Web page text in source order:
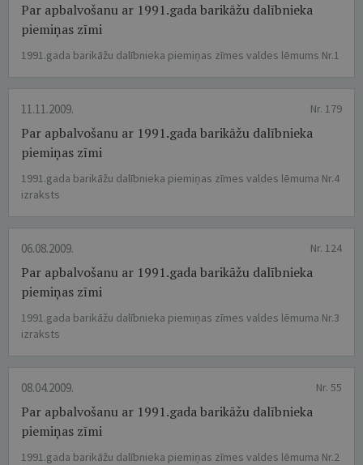
Par apbalvošanu ar 1991.gada barikāžu dalībnieka
piemiņas zīmi
1991.gada barikāžu dalībnieka piemiņas zīmes valdes lēmums Nr.1
11.11.2009. Nr. 179
Par apbalvošanu ar 1991.gada barikāžu dalībnieka
piemiņas zīmi
1991.gada barikāžu dalībnieka piemiņas zīmes valdes lēmuma Nr.4
izraksts
06.08.2009. Nr. 124
Par apbalvošanu ar 1991.gada barikāžu dalībnieka
piemiņas zīmi
1991.gada barikāžu dalībnieka piemiņas zīmes valdes lēmuma Nr.3
izraksts
08.04.2009. Nr. 55
Par apbalvošanu ar 1991.gada barikāžu dalībnieka
piemiņas zīmi
1991.gada barikāžu dalībnieka piemiņas zīmes valdes lēmuma Nr.2